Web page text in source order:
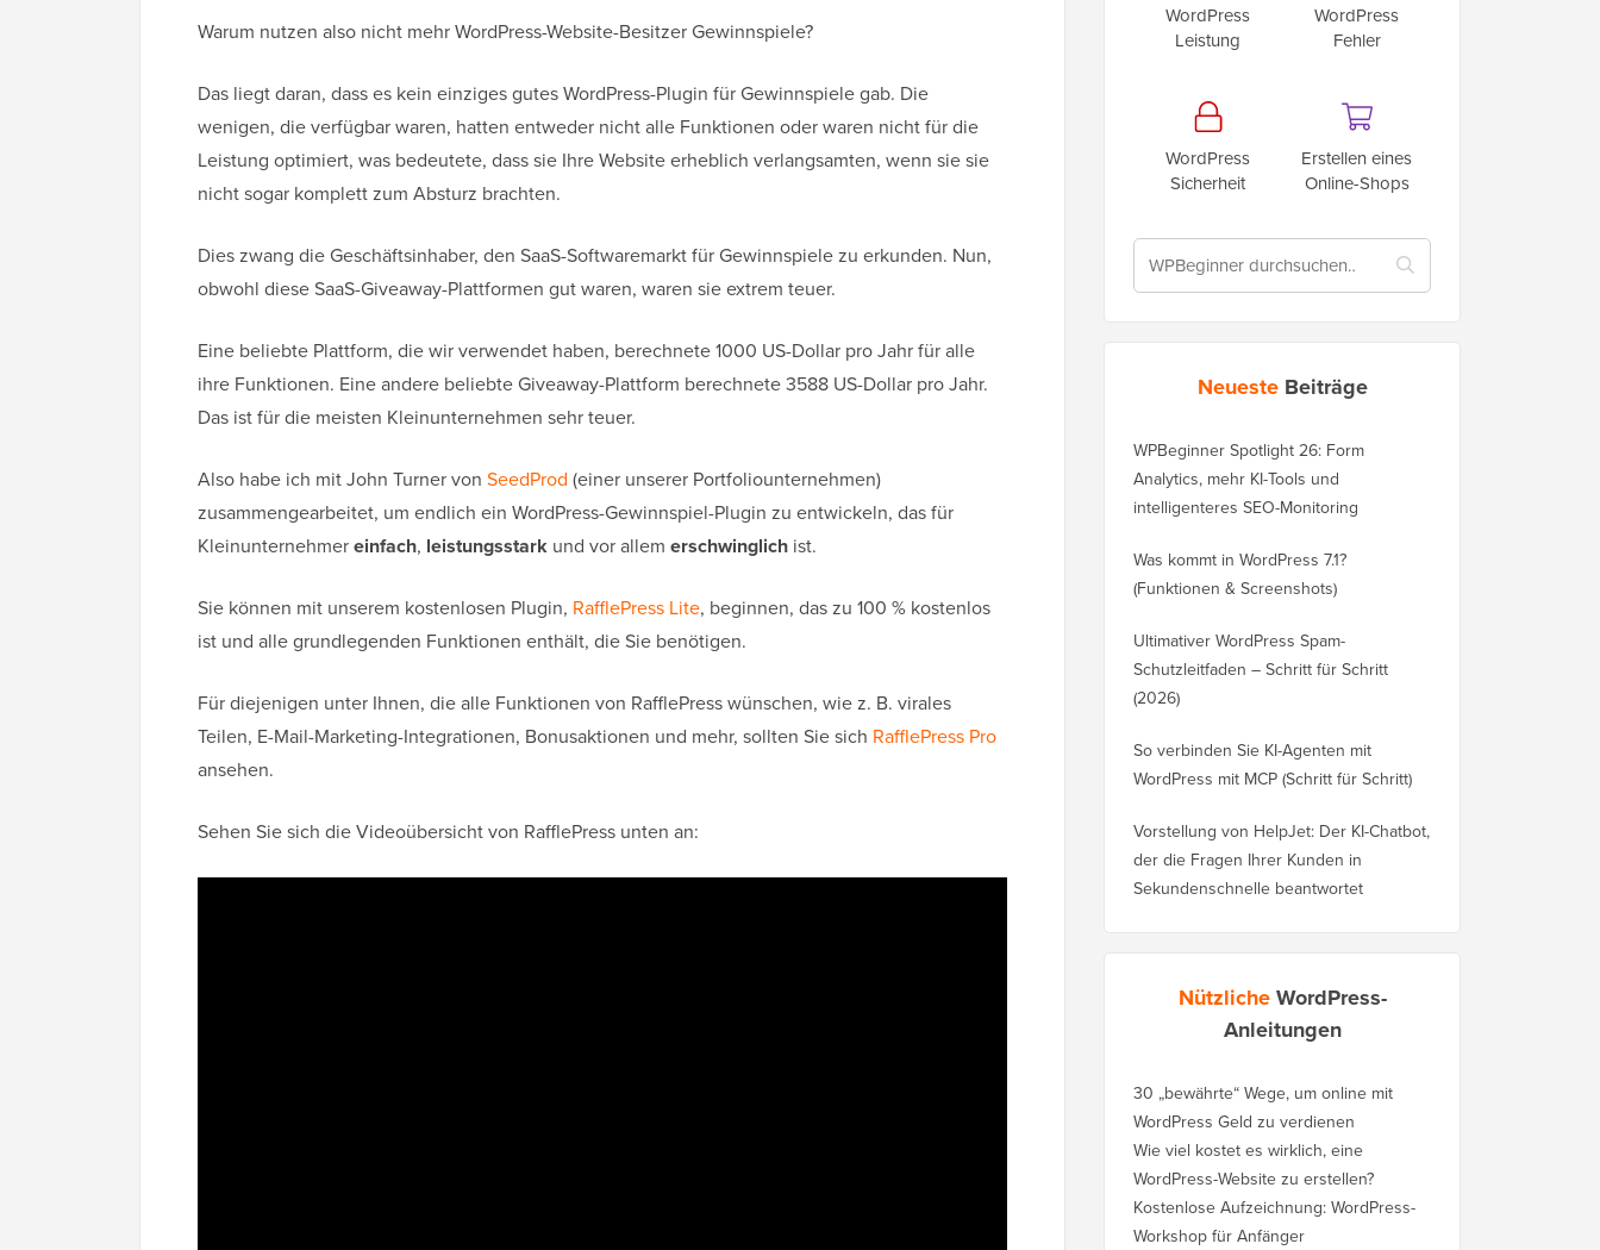
Warum nutzen also nicht mehr WordPress-Website-Besitzer Gewinnspiele?
Das liegt daran, dass es kein einziges gutes WordPress-Plugin für Gewinnspiele gab. Die
wenigen, die verfügbar waren, hatten entweder nicht alle Funktionen oder waren nicht für die
Leistung optimiert, was bedeutete, dass sie Ihre Website erheblich verlangsamten, wenn sie sie
nicht sogar komplett zum Absturz brachten.
Dies zwang die Geschäftsinhaber, den SaaS-Softwaremarkt für Gewinnspiele zu erkunden. Nun,
obwohl diese SaaS-Giveaway-Plattformen gut waren, waren sie extrem teuer.
Eine beliebte Plattform, die wir verwendet haben, berechnete 1000 US-Dollar pro Jahr für alle
ihre Funktionen. Eine andere beliebte Giveaway-Plattform berechnete 3588 US-Dollar pro Jahr.
Das ist für die meisten Kleinunternehmen sehr teuer.
Also habe ich mit John Turner von SeedProd (einer unserer Portfoliounternehmen)
zusammengearbeitet, um endlich ein WordPress-Gewinnspiel-Plugin zu entwickeln, das für
Kleinunternehmereinfach, leistungsstark und vor allem erschwinglich ist.
Sie können mit unserem kostenlosen Plugin, RafflePress Lite, beginnen, das zu 100 % kostenlos
ist und alle grundlegenden Funktionen enthält, die Sie benötigen.
Für diejenigen unter Ihnen, die alle Funktionen von RafflePress wünschen, wie z. B. virales
Teilen, E-Mail-Marketing-Integrationen, Bonusaktionen und mehr, sollten Sie sich RafflePress Pro
ansehen.
Sehen Sie sich die Videoübersicht von RafflePress unten an:
WordPress
Leistung
WordPress
Fehler
WordPress
Sicherheit
Erstellen eines
Online-Shops
Neueste Beiträge
WPBeginner Spotlight 26: Form
Analytics, mehr KI-Tools und
intelligenteres SEO-Monitoring
Was kommt in WordPress 7.1?
(Funktionen & Screenshots)
Ultimativer WordPress Spam-
Schutzleitfaden – Schritt für Schritt
(2026)
So verbinden Sie KI-Agenten mit
WordPress mit MCP (Schritt für Schritt)
Vorstellung von HelpJet: Der KI-Chatbot,
der die Fragen Ihrer Kunden in
Sekundenschnelle beantwortet
NützlicheWordPress-
Anleitungen
30 „bewährte“ Wege, um online mit
WordPress Geld zu verdienen
Wie viel kostet es wirklich, eine
WordPress-Website zu erstellen?
Kostenlose Aufzeichnung: WordPress-
Workshop für Anfänger